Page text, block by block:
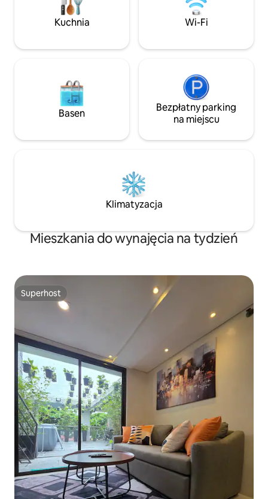
typu queen-size i podwójną rozkładaną
sofą, zapewnia spokojną prywatność
zaledwie kilka kroków od tętniącej
poszukiwaczy
służbowo, na
Kuchnia Wi-Fi
Basen
Bezpłatny parking
na miejscu
Klimatyzacja
Mieszkania do wynajęcia na tydzień
Superhost
Superhost